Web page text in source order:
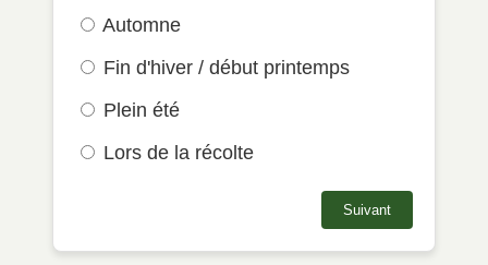
Automne
Fin d'hiver / début printemps
Plein été
Lors de la récolte
Suivant